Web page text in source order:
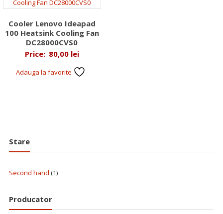
Cooler Lenovo Ideapad
100 Heatsink Cooling Fan
DC28000CVS0
Price: 80,00 lei
Adauga la favorite
Stare
Second hand (1)
Producator